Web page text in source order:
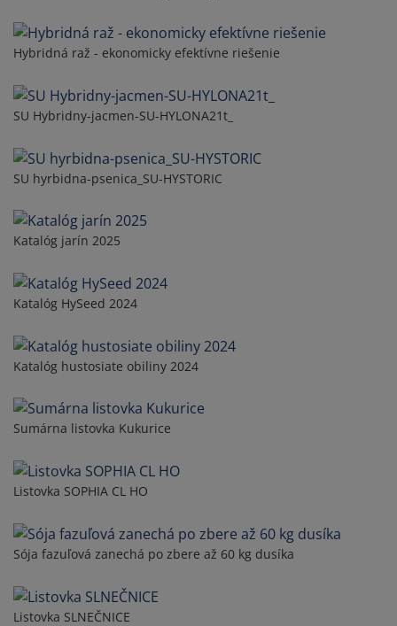
Hybridná raž - ekonomicky efektívne riešenie
SU Hybridny-jacmen-SU-HYLONA21t_
SU hyrbidna-psenica_SU-HYSTORIC
Katalóg jarín 2025
Katalóg HySeed 2024
Katalóg hustosiate obiliny 2024
Sumárna listovka Kukurice
Listovka SOPHIA CL HO
Sója fazuľová zanechá po zbere až 60 kg dusíka
Listovka SLNEČNICE